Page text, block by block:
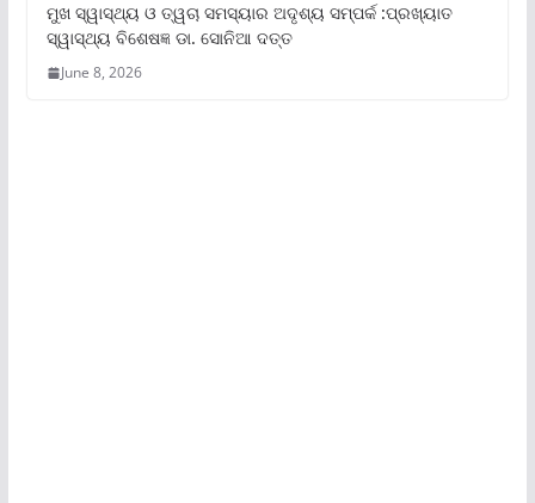
ମୁଖ ସ୍ୱାସ୍ଥ୍ୟ ଓ ତ୍ୱଚା ସମସ୍ୟାର ଅଦୃଶ୍ୟ ସମ୍ପର୍କ :ପ୍ରଖ୍ୟାତ
ସ୍ୱାସ୍ଥ୍ୟ ବିଶେଷଜ୍ଞ ଡା. ସୋନିଆ ଦତ୍ତ
June 8, 2026